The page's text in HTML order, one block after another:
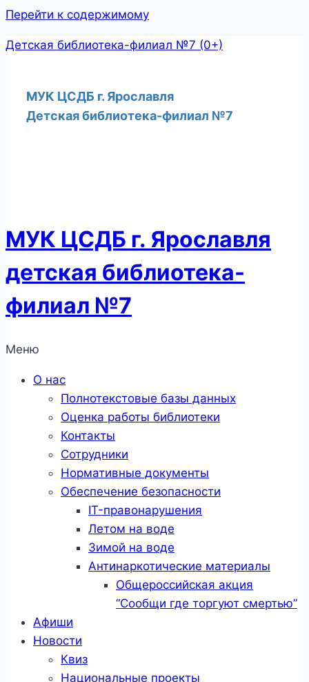
Перейти к содержимому
Детская библиотека-филиал №7 (0+)
МУК ЦСДБ г. Ярославля
Детская библиотека-филиал №7
МУК ЦСДБ г. Ярославля
детская библиотека-
филиал №7
Меню
О нас
Полнотекстовые базы данных
Оценка работы библиотеки
Контакты
Сотрудники
Нормативные документы
Обеспечение безопасности
IT-правонарушения
Летом на воде
Зимой на воде
Антинаркотические материалы
Общероссийская акция
“Сообщи где торгуют смертью”
Афиши
Новости
Квиз
Национальные проекты